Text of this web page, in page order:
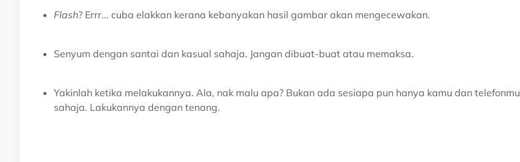
Flash? Errr... cuba elakkan kerana kebanyakan hasil gambar akan mengecewakan.
Senyum dengan santai dan kasual sahaja. Jangan dibuat-buat atau memaksa.
Yakinlah ketika melakukannya. Ala, nak malu apa? Bukan ada sesiapa pun hanya kamu dan telefonmu
sahaja. Lakukannya dengan tenang.